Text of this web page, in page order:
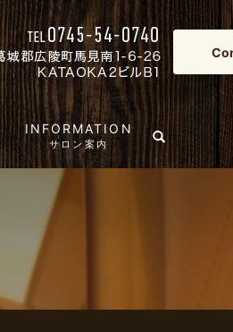
INFORMATION
サロン案内
search